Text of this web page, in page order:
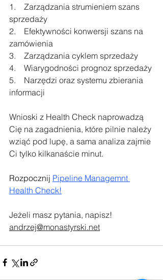
1.    Zarządzania strumieniem szans
sprzedaży
2.    Efektywności konwersji szans na
zamówienia
3.    Zarządzania cyklem sprzedaży
4.    Wiarygodności prognoz sprzedaży
5.    Narzędzi oraz systemu zbierania
informacji
Wnioski z Health Check naprowadzą
Cię na zagadnienia, które pilnie należy
wziąć pod lupę, a sama analiza zajmie
Ci tylko kilkanaście minut.
Rozpocznij Pipeline Managemnt
Health Check!
Jeżeli masz pytania, napisz!
andrzej@monastyrski.net